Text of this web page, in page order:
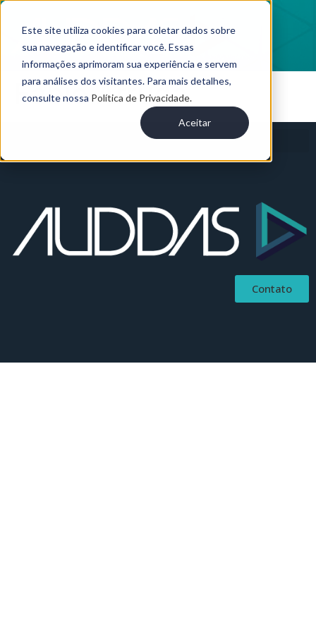
Este site utiliza cookies para coletar dados sobre
sua navegação e identificar você. Essas
informações aprimoram sua experiência e servem
para análises dos visitantes. Para mais detalhes,
consulte nossa Política de Privacidade.
Aceitar
Fábio Arruda
Contato